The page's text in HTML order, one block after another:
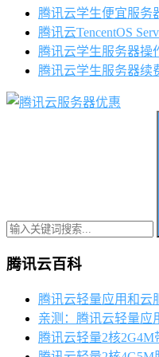
腾讯云学生便宜服务
腾讯云TencentOS
腾讯云学生服务器操
腾讯云学生服务器续
腾讯云百科
腾讯云轻量应用和云
亲测：腾讯云轻量应
腾讯云轻量2核